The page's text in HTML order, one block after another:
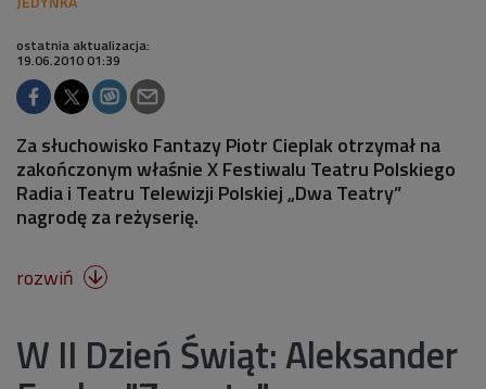
ostatnia aktualizacja:
19.06.2010 01:39
Za słuchowisko Fantazy Piotr Cieplak otrzymał na
zakończonym właśnie X Festiwalu Teatru Polskiego
Radia i Teatru Telewizji Polskiej „Dwa Teatry”
nagrodę za reżyserię.
rozwiń 
W II Dzień Świąt: Aleksander